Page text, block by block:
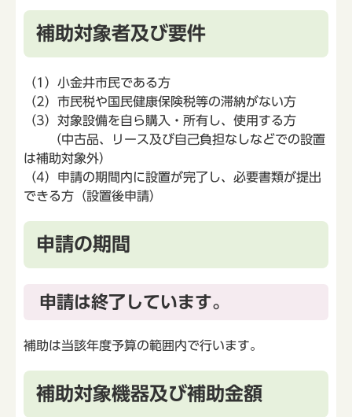
補助対象者及び要件
（1）小金井市民である方
（2）市民税や国民健康保険税等の滞納がない方
（3）対象設備を自ら購入・所有し、使用する方
（中古品、リース及び自己負担なしなどでの設置
は補助対象外）
（4）申請の期間内に設置が完了し、必要書類が提出
できる方（設置後申請）
申請の期間
申請は終了しています。
補助は当該年度予算の範囲内で行います。
補助対象機器及び補助金額